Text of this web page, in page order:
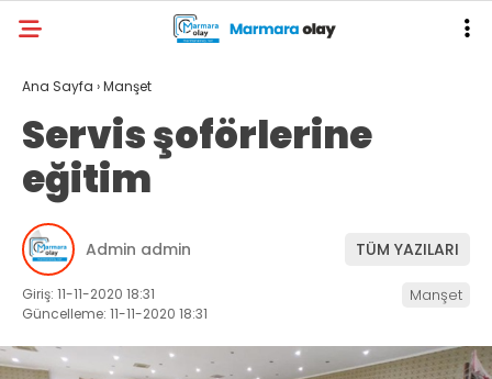
Ana Sayfa ›Manşet
Servis şoförlerine
eğitim
Admin admin TÜM YAZILARI
Giriş: 11-11-2020 18:31
Güncelleme: 11-11-2020 18:31
Manşet